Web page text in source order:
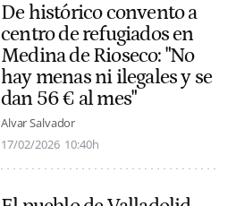
De histórico convento a
centro de refugiados en
Medina de Rioseco: "No
hay menas ni ilegales y se
dan 56 € al mes"
Alvar Salvador
17/02/2026 10:40h